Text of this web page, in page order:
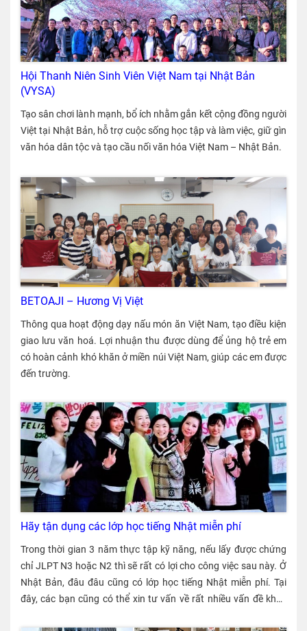
Hội Thanh Niên Sinh Viên Việt Nam tại Nhật Bản
(VYSA)
Tạo sân chơi lành mạnh, bổ ích nhằm gắn kết cộng đồng người
Việt tại Nhật Bản, hỗ trợ cuộc sống học tập và làm việc, giữ gìn
văn hóa dân tộc và tạo cầu nối văn hóa Việt Nam – Nhật Bản.
BETOAJI – Hương Vị Việt
Thông qua hoạt động dạy nấu món ăn Việt Nam, tạo điều kiện
giao lưu văn hoá. Lợi nhuận thu được dùng để ủng hộ trẻ em
có hoàn cảnh khó khăn ở miền núi Việt Nam, giúp các em được
đến trường.
Hãy tận dụng các lớp học tiếng Nhật miễn phí
Trong thời gian 3 năm thực tập kỹ năng, nếu lấy được chứng
chỉ JLPT N3 hoặc N2 thì sẽ rất có lợi cho công việc sau này. Ở
Nhật Bản, đâu đâu cũng có lớp học tiếng Nhật miễn phí. Tại
đây, các bạn cũng có thể xin tư vấn về rất nhiều vấn đề khác